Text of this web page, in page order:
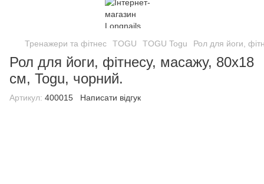
Тренажери та фітнес TOGU TOGU Togu Рол для йоги,
Рол для йоги, фітнесу, масажу, 80х18
см, Togu, чорний.
Артикул: 400015 Написати відгук